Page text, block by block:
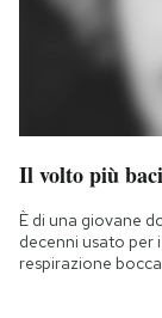
Il volto più
È di una giovane
decenni usato per
respirazione